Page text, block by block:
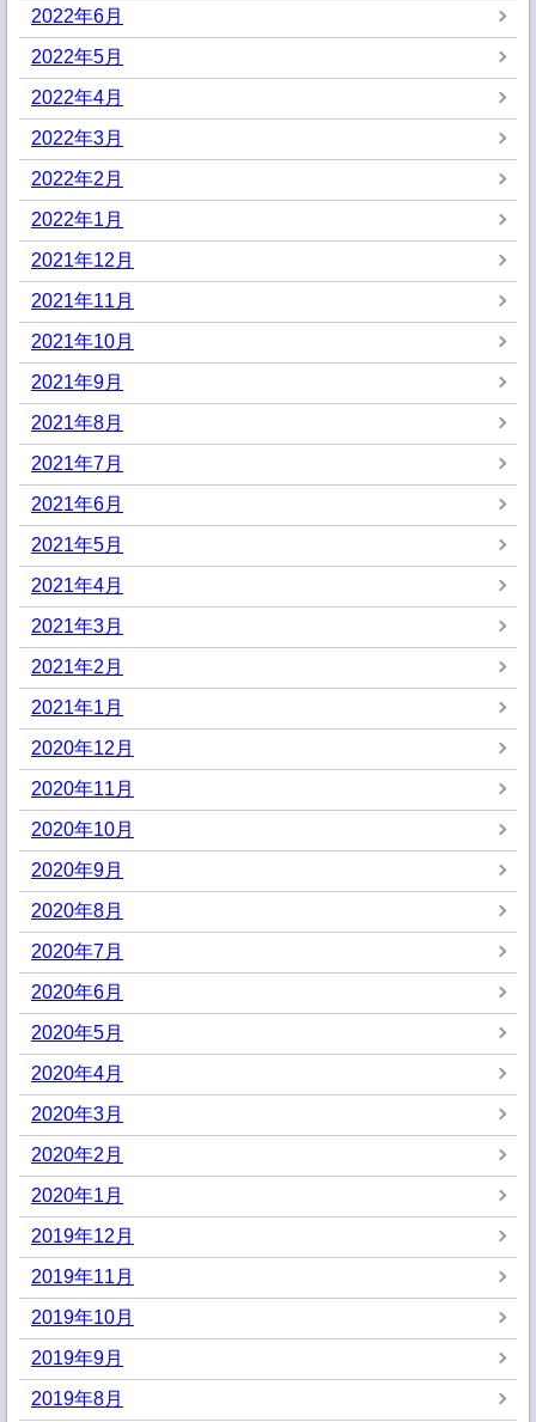
2022年6月
2022年5月
2022年4月
2022年3月
2022年2月
2022年1月
2021年12月
2021年11月
2021年10月
2021年9月
2021年8月
2021年7月
2021年6月
2021年5月
2021年4月
2021年3月
2021年2月
2021年1月
2020年12月
2020年11月
2020年10月
2020年9月
2020年8月
2020年7月
2020年6月
2020年5月
2020年4月
2020年3月
2020年2月
2020年1月
2019年12月
2019年11月
2019年10月
2019年9月
2019年8月